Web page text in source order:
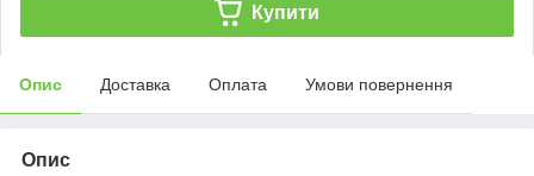
Купити
Опис Доставка Оплата Умови повернення
Опис